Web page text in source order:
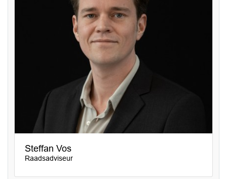
Steffan Vos
Raadsadviseur